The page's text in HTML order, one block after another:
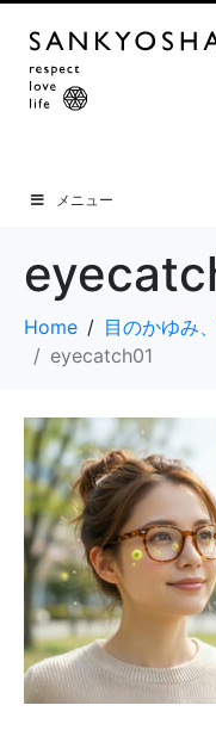
メニュー
Home
目のかゆみ
eyecatch01